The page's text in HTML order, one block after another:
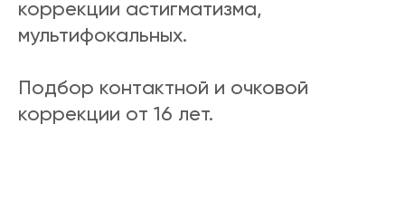
коррекции астигматизма,
мультифокальных.
Подбор контактной и очковой
коррекции от 16 лет.